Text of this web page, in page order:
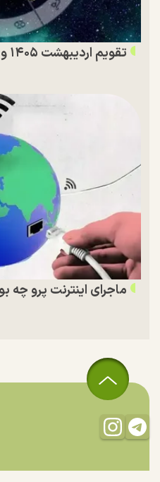
تقویم اردیبهشت ۱۴۰۵ و روز‌های تعطیل این ماه
ماجرای اینترنت پرو چه